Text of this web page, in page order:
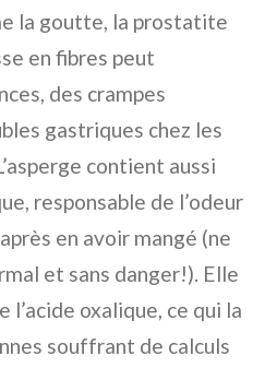
la goutte, la prostatite
en fibres peut
des crampes
gastriques chez les
contient aussi
responsable de l’odeur
en avoir mangé (ne
et sans danger!). Elle
oxalique, ce qui la
souffrant de calculs